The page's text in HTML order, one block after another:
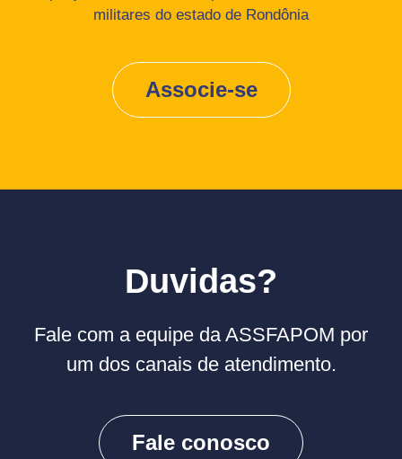
militares do estado de Rondônia
Associe-se
Duvidas?
Fale com a equipe da ASSFAPOM por
um dos canais de atendimento.
Fale conosco